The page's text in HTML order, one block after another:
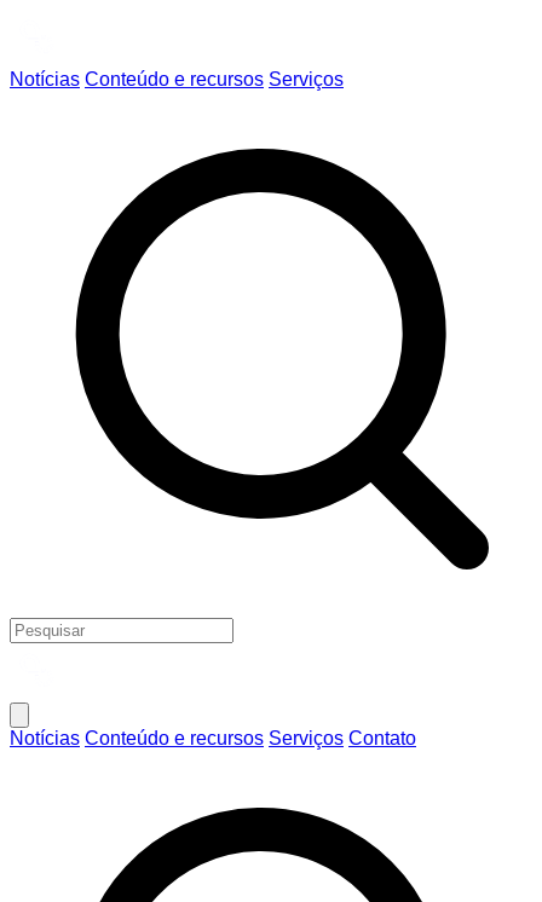
Notícias Conteúdo e recursos Serviços
Notícias Conteúdo e recursos Serviços Contato